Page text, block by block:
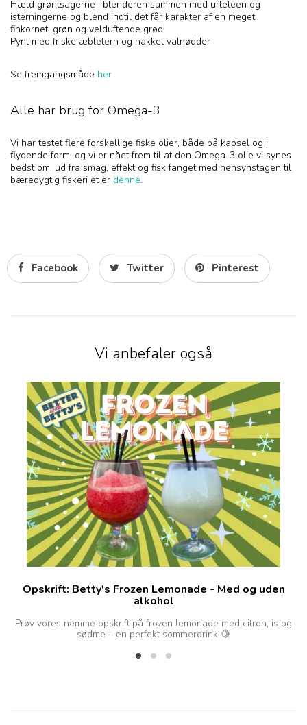
Hæld grøntsagerne i blenderen sammen med urteteen og
isterningerne og blend indtil det får karakter af en meget
finkornet, grøn og velduftende grød.
Pynt med friske æbletern og hakket valnødder
Se fremgangsmåde her
Alle har brug for Omega-3
Vi har testet flere forskellige fiske olier, både på kapsel og i
flydende form, og vi er nået frem til at den Omega-3 olie vi synes
bedst om, ud fra smag, effekt og fisk fanget med hensynstagen til
bæredygtig fiskeri et er denne.
Facebook Twitter Pinterest
Vi anbefaler også
Opskrift: Betty's Frozen Lemonade - Med og uden
alkohol
Prøv vores nemme opskrift på frozen lemonade med citron, is og
sødme – en perfekt sommerdrink 🍋